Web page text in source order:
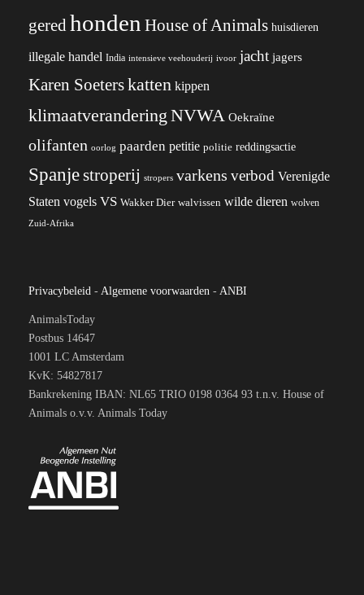
geredhonden House of Animals huisdieren
illegale handel India intensieve veehouderij ivoor jacht jagers
Karen Soeterskatten kippen
klimaatverandering NVWA Oekraïne
olifanten oorlog paarden petitie politie reddingsactie
Spanjestroperij stropers varkens verbod Verenigde
Staten vogels VS Wakker Dier walvissen wilde dieren wolven
Zuid-Afrika
Privacybeleid - Algemene voorwaarden - ANBI
AnimalsToday
Postbus 14647
1001 LC Amsterdam
KvK: 54827817
Bankrekening IBAN: NL65 TRIO 0198 0364 93 t.n.v. House of
Animals o.v.v. Animals Today